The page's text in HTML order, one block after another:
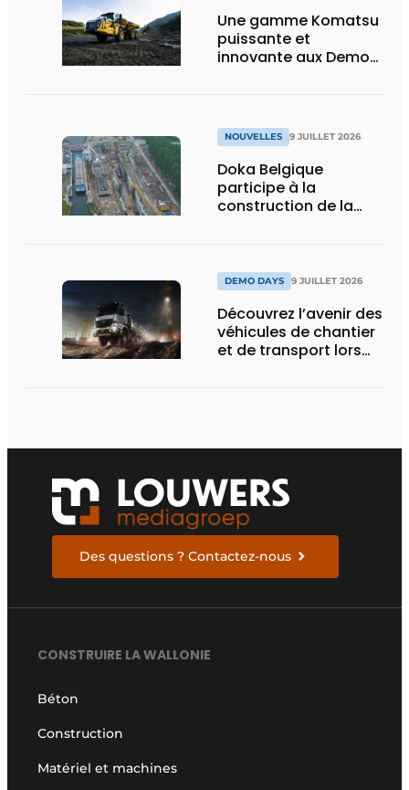
Une gamme Komatsu
puissante et
innovante aux Demo
NOUVELLES 9 JUILLET 2026
Doka Belgique
participe à la
construction de la
DEMO DAYS 9 JUILLET 2026
Découvrez l’avenir des
véhicules de chantier
et de transport lors
Des questions ? Contactez-nous
CONSTRUIRE LA WALLONIE
Béton
Construction
Matériel et machines